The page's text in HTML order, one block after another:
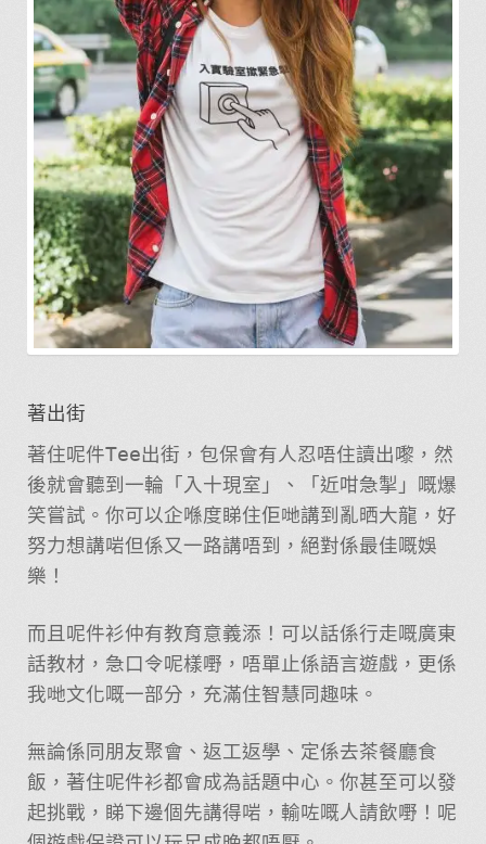
著出街
著住呢件Tee出街，包保會有人忍唔住讀出嚟，然
後就會聽到一輪「入十現室」、「近咁急掣」嘅爆
笑嘗試。你可以企喺度睇住佢哋講到亂晒大龍，好
努力想講啱但係又一路講唔到，絕對係最佳嘅娛
樂！
而且呢件衫仲有教育意義添！可以話係行走嘅廣東
話教材，急口令呢樣嘢，唔單止係語言遊戲，更係
我哋文化嘅一部分，充滿住智慧同趣味。
無論係同朋友聚會、返工返學、定係去茶餐廳食
飯，著住呢件衫都會成為話題中心。你甚至可以發
起挑戰，睇下邊個先講得啱，輸咗嘅人請飲嘢！呢